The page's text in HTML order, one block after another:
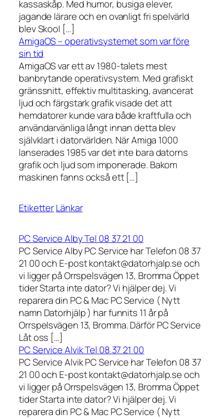
kassaskåp. Med humor, busiga elever,
jagande lärare och en ovanligt fri spelvärld
blev Skool […]
AmigaOS – operativsystemet som var före
sin tid
AmigaOS var ett av 1980-talets mest
banbrytande operativsystem. Med grafiskt
gränssnitt, effektiv multitasking, avancerat
ljud och färgstark grafik visade det att
hemdatorer kunde vara både kraftfulla och
användarvänliga långt innan detta blev
självklart i datorvärlden. När Amiga 1000
lanserades 1985 var det inte bara datorns
grafik och ljud som imponerade. Bakom
maskinen fanns också ett […]
EtiketterLänkar
PC Service Alby Tel 08 37 21 00
PC Service Alby PC Service har Telefon 08 37
21 00 och E-post kontakt@datorhjalp.se och
vi ligger på Orrspelsvägen 13, Bromma Öppet
tider Starta inte dator? Vi hjälper dej. Vi
reparera din PC & Mac PC Service ( Nytt
namn Datorhjälp ) har funnits 11 år på
Orrspelsvägen 13, Bromma. Därför PC Service
Låt oss […]
PC Service Alvik Tel 08 37 21 00
PC Service Alvik PC Service har Telefon 08 37
21 00 och E-post kontakt@datorhjalp.se och
vi ligger på Orrspelsvägen 13, Bromma Öppet
tider Starta inte dator? Vi hjälper dej. Vi
reparera din PC & Mac PC Service ( Nytt